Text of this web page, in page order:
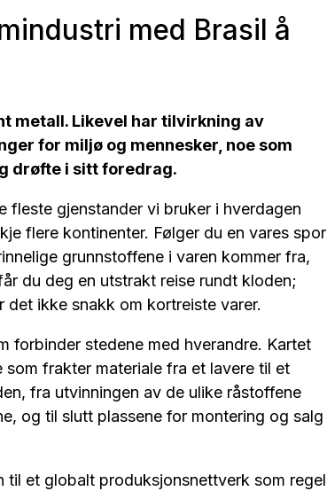
med Brasil å
metall. Likevel har tilvirkning av
for miljø og mennesker, noe som
drøfte i sitt foredrag.
fleste gjenstander vi bruker i hverdagen
flere kontinenter. Følger du en vares spor
grunnstoffene i varen kommer fra,
du deg en utstrakt reise rundt kloden;
det ikke snakk om kortreiste varer.
forbinder stedene med hverandre. Kartet
frakter materiale fra et lavere til et
fra utvinningen av de ulike råstoffene
og til slutt plassene for montering og salg
et globalt produksjonsnettverk som regel